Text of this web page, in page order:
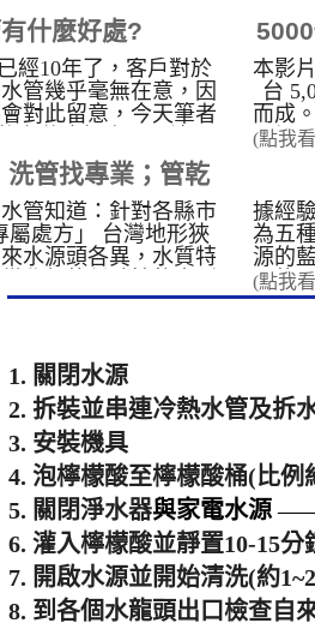
顏色
莫名
細菌
台北
彰化
竹北
洗水
水
什麼好處?
經10年了，客戶對於
管幾乎毫無在意，因
對此留意，今天筆者
有什麼好處？ 1.濾心
心比較不容易髒 原本
拜就會變紅的，洗完
，可省下不少成本。
須買桶裝水就� ...
本影
台
而成
現場
黑綠
慎
用水
(點我
洗管找專業；管乾
您的水管洗乾淨
管知道：針對各縣市
屬處方」 台灣地形狹
水源頭各異，水質特
北部的偏酸性軟水到
硬水，這些看不見的化
博弈 如雙北、基� ...
據經
為五
源的
屬的
水；
淡也
長短
(點我
1. 關閉水源
2. 拆裝並串連冷熱水管及拆
3. 安裝機具
4. 泡檸檬酸至檸檬酸桶(比例
5. 關閉淨水器與家電水源
6. 灌入檸檬酸並靜置10-15分
7. 開啟水源並開始清洗(約
8. 到各個水龍頭出口檢查自